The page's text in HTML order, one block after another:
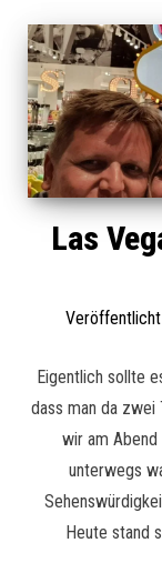
Las
Eigentlich sollte
dass man da zwei
wir am
unterwegs
Heute stand